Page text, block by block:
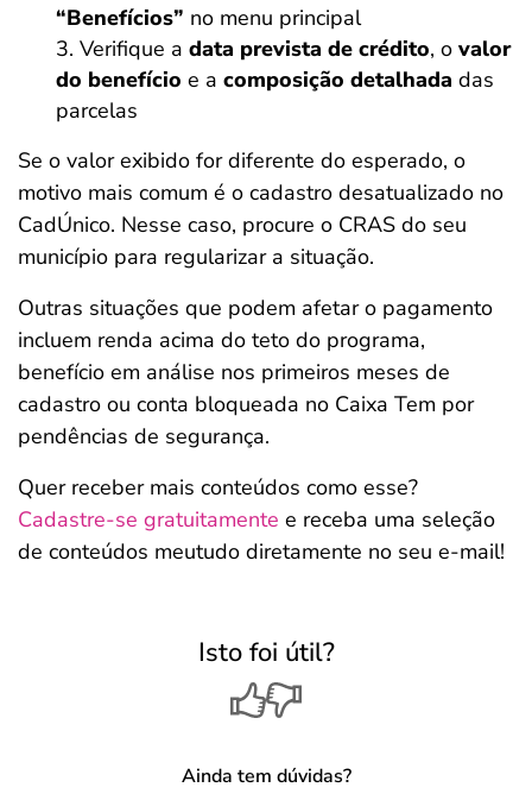
“Benefícios” no menu principal
Verifique a data prevista de crédito, o valor
do benefício e a composição detalhada das
parcelas
Se o valor exibido for diferente do esperado, o
motivo mais comum é o cadastro desatualizado no
CadÚnico. Nesse caso, procure o CRAS do seu
município para regularizar a situação.
Outras situações que podem afetar o pagamento
incluem renda acima do teto do programa,
benefício em análise nos primeiros meses de
cadastro ou conta bloqueada no Caixa Tem por
pendências de segurança.
Quer receber mais conteúdos como esse?
Cadastre-se gratuitamente e receba uma seleção
de conteúdos meutudo diretamente no seu e-mail!
Isto foi útil?
Ainda tem dúvidas?